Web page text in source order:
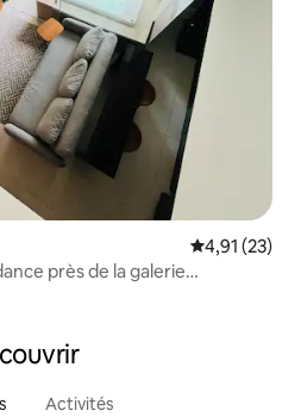
Évaluation
4,91 (23)
près de la galerie
Activités